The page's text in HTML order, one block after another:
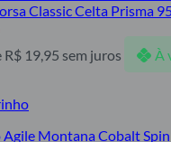
Classic Celta Prisma
R$ 19,95 sem juros À